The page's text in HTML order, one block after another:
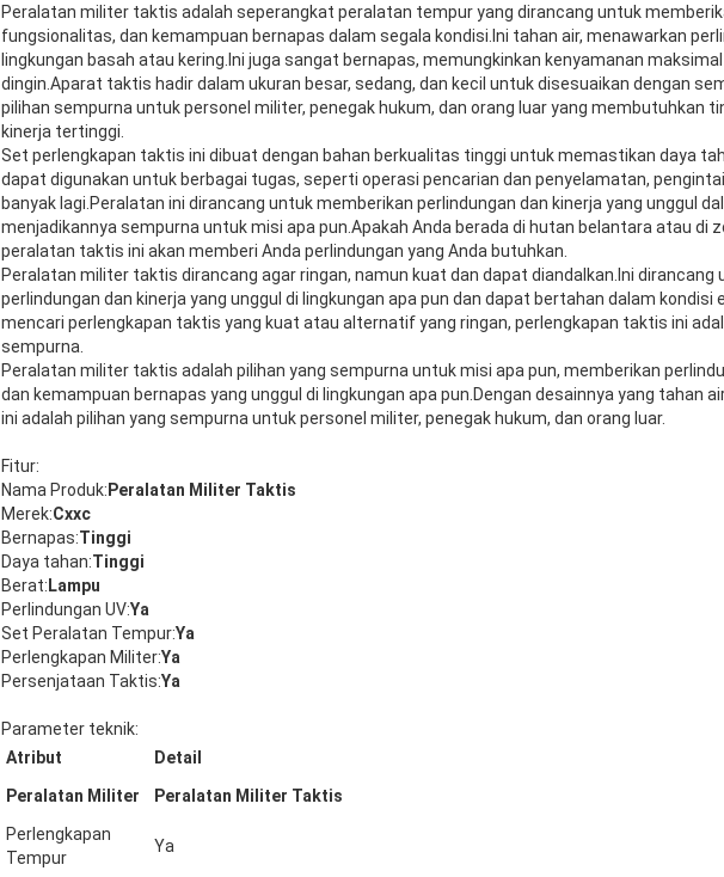
Peralatan militer taktis adalah seperangkat peralatan tempur yang dirancang untuk
fungsionalitas, dan kemampuan bernapas dalam segala kondisi.Ini tahan air, menawarkan
lingkungan basah atau kering.Ini juga sangat bernapas, memungkinkan kenyamanan
dingin.Aparat taktis hadir dalam ukuran besar, sedang, dan kecil untuk disesuaikan dengan
pilihan sempurna untuk personel militer, penegak hukum, dan orang luar yang membutuhkan
kinerja tertinggi.
Set perlengkapan taktis ini dibuat dengan bahan berkualitas tinggi untuk memastikan daya
dapat digunakan untuk berbagai tugas, seperti operasi pencarian dan penyelamatan,
banyak lagi.Peralatan ini dirancang untuk memberikan perlindungan dan kinerja yang unggul
menjadikannya sempurna untuk misi apa pun.Apakah Anda berada di hutan belantara atau di
peralatan taktis ini akan memberi Anda perlindungan yang Anda butuhkan.
Peralatan militer taktis dirancang agar ringan, namun kuat dan dapat diandalkan.Ini dirancang
perlindungan dan kinerja yang unggul di lingkungan apa pun dan dapat bertahan dalam kondisi
mencari perlengkapan taktis yang kuat atau alternatif yang ringan, perlengkapan taktis ini
sempurna.
Peralatan militer taktis adalah pilihan yang sempurna untuk misi apa pun, memberikan
dan kemampuan bernapas yang unggul di lingkungan apa pun.Dengan desainnya yang tahan
ini adalah pilihan yang sempurna untuk personel militer, penegak hukum, dan orang luar.
Fitur:
Nama Produk: Peralatan Militer Taktis
Merek:Cxxc
Bernapas:Tinggi
Daya tahan:Tinggi
Berat: Lampu
Perlindungan UV:Ya
Set Peralatan Tempur:Ya
Perlengkapan Militer:Ya
Persenjataan Taktis:Ya
Parameter teknik:
Atribut
Detail
Peralatan Militer
Peralatan Militer Taktis
Perlengkapan
Tempur
Ya